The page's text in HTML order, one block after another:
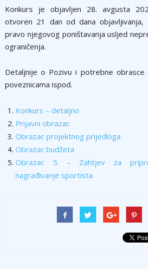
Konkurs je objavlјen 28. avgusta
otvoren 21 dan od dana objavlјivanja,
pravo njegovog poništavanja uslјed
ograničenja.
Detaljnije o Pozivu i potrebne
poveznicama ispod.
Konkurs – detaljno
Prijavni obrazac
Obrazac projektnog prijedloga
Obrazac budžeta
Obrazac 5. – Zahtjev za
nagrađivanje sportista